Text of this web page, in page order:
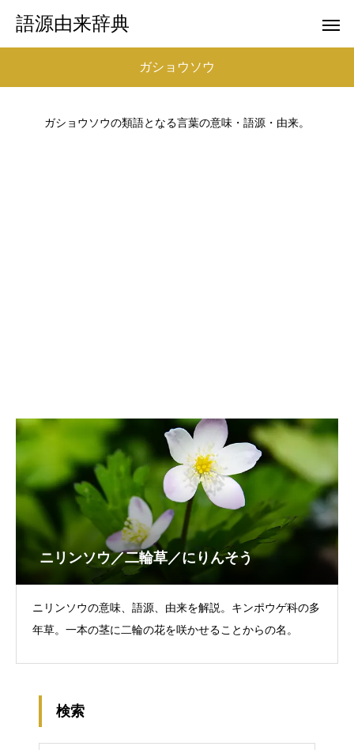
語源由来辞典
ガショウソウ
ガショウソウの類語となる言葉の意味・語源・由来。
ニリンソウ／二輪草／にりんそう
ニリンソウの意味、語源、由来を解説。キンポウゲ科の多
年草。一本の茎に二輪の花を咲かせることからの名。
検索